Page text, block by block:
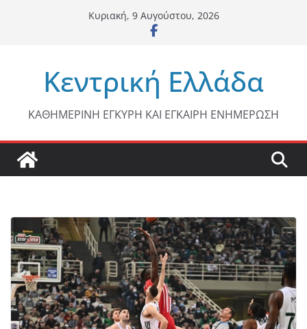
Κυριακή, 9 Αυγούστου, 2026
Κεντρική Ελλάδα
ΚΑΘΗΜΕΡΙΝΗ ΕΓΚΥΡΗ ΚΑΙ ΕΓΚΑΙΡΗ ΕΝΗΜΕΡΩΣΗ